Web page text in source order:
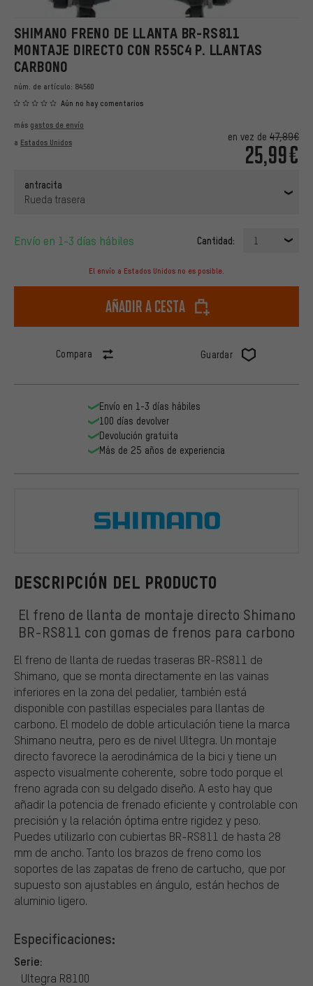
SHIMANO FRENO DE LLANTA BR-RS811
MONTAJE DIRECTO CON R55C4 P. LLANTAS
CARBONO
núm. de artículo: 84560
Aún no hay comentarios
en vez de 47,89€
25,99€
más gastos de envío
a Estados Unidos
antracita
Rueda trasera
Envío en 1-3 días hábiles Cantidad: 1
El envío a Estados Unidos no es posible.
Añadir a cesta
Compara Guardar
DESCRIPCIÓN DEL PRODUCTO
El freno de llanta de montaje directo Shimano
BR-RS811 con gomas de frenos para carbono
El freno de llanta de ruedas traseras BR-RS811 de
Shimano, que se monta directamente en las vainas
inferiores en la zona del pedalier, también está
disponible con pastillas especiales para llantas de
carbono. El modelo de doble articulación tiene la marca
Shimano neutra, pero es de nivel Ultegra. Un montaje
directo favorece la aerodinámica de la bici y tiene un
aspecto visualmente coherente, sobre todo porque el
freno agrada con su delgado diseño. A esto hay que
añadir la potencia de frenado eficiente y controlable con
precisión y la relación óptima entre rigidez y peso.
Puedes utilizarlo con cubiertas BR-RS811 de hasta 28
mm de ancho. Tanto los brazos de freno como los
soportes de las zapatas de freno de cartucho, que por
supuesto son ajustables en ángulo, están hechos de
aluminio ligero.
Especificaciones:
Serie:
Ultegra R8100
Envío en 1-3 días hábiles
100 días devolver
Devolución gratuita
Más de 25 años de experiencia
Shimano